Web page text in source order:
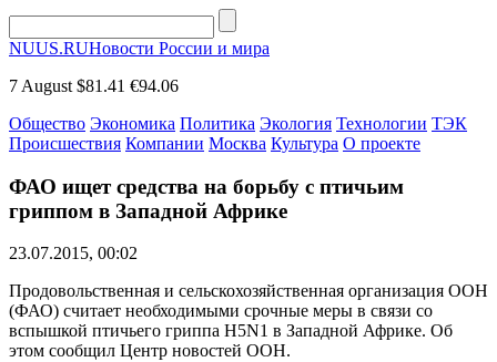
NUUS.RUНовости России и мира
7 August $81.41 €94.06
Общество Экономика Политика Экология Технологии ТЭК
Происшествия Компании Москва Культура О проекте
ФАО ищет средства на борьбу с птичьим
гриппом в Западной Африке
23.07.2015, 00:02
Продовольственная и сельскохозяйственная организация ООН
(ФАО) считает необходимыми срочные меры в связи со
вспышкой птичьего гриппа H5N1 в Западной Африке. Об
этом сообщил Центр новостей ООН.